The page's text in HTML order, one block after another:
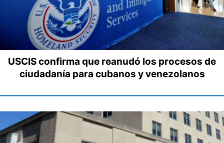
USCIS confirma que reanudó los procesos de
ciudadanía para cubanos y venezolanos